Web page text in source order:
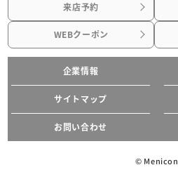
来店予約
WEBクーポン
企業情報
サイトマップ
お問い合わせ
© Menicon